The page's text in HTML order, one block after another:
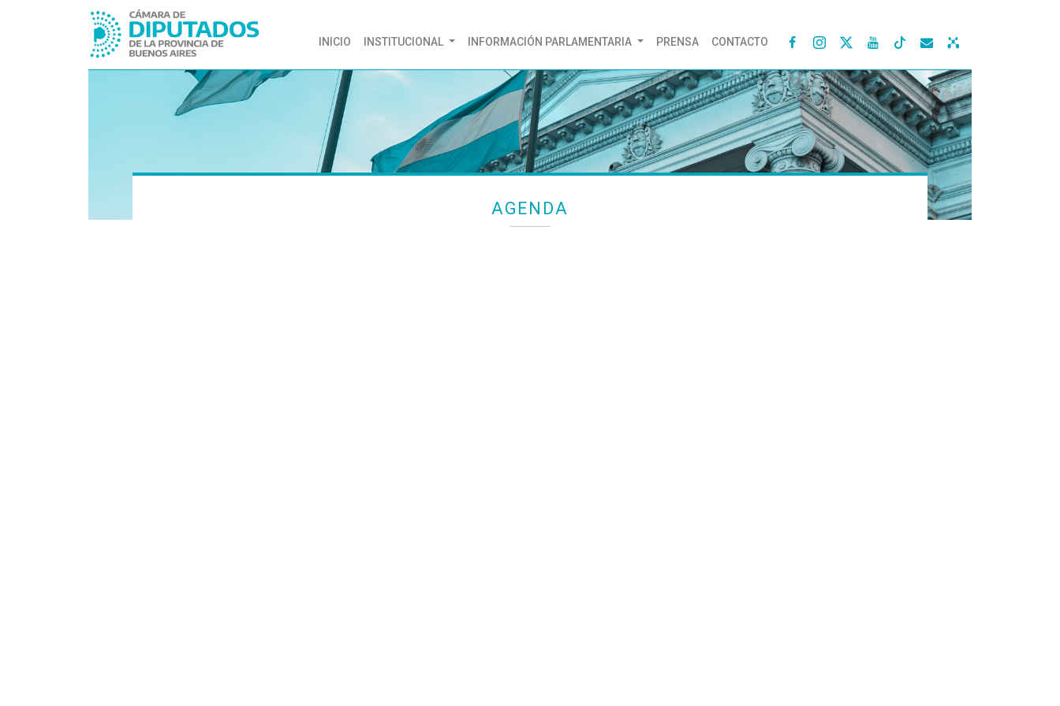
INICIO (CURRENT)
INSTITUCIONAL INFORMACIÓN PARLAMENTARIA PRENSA CONTACTO    
AGENDA